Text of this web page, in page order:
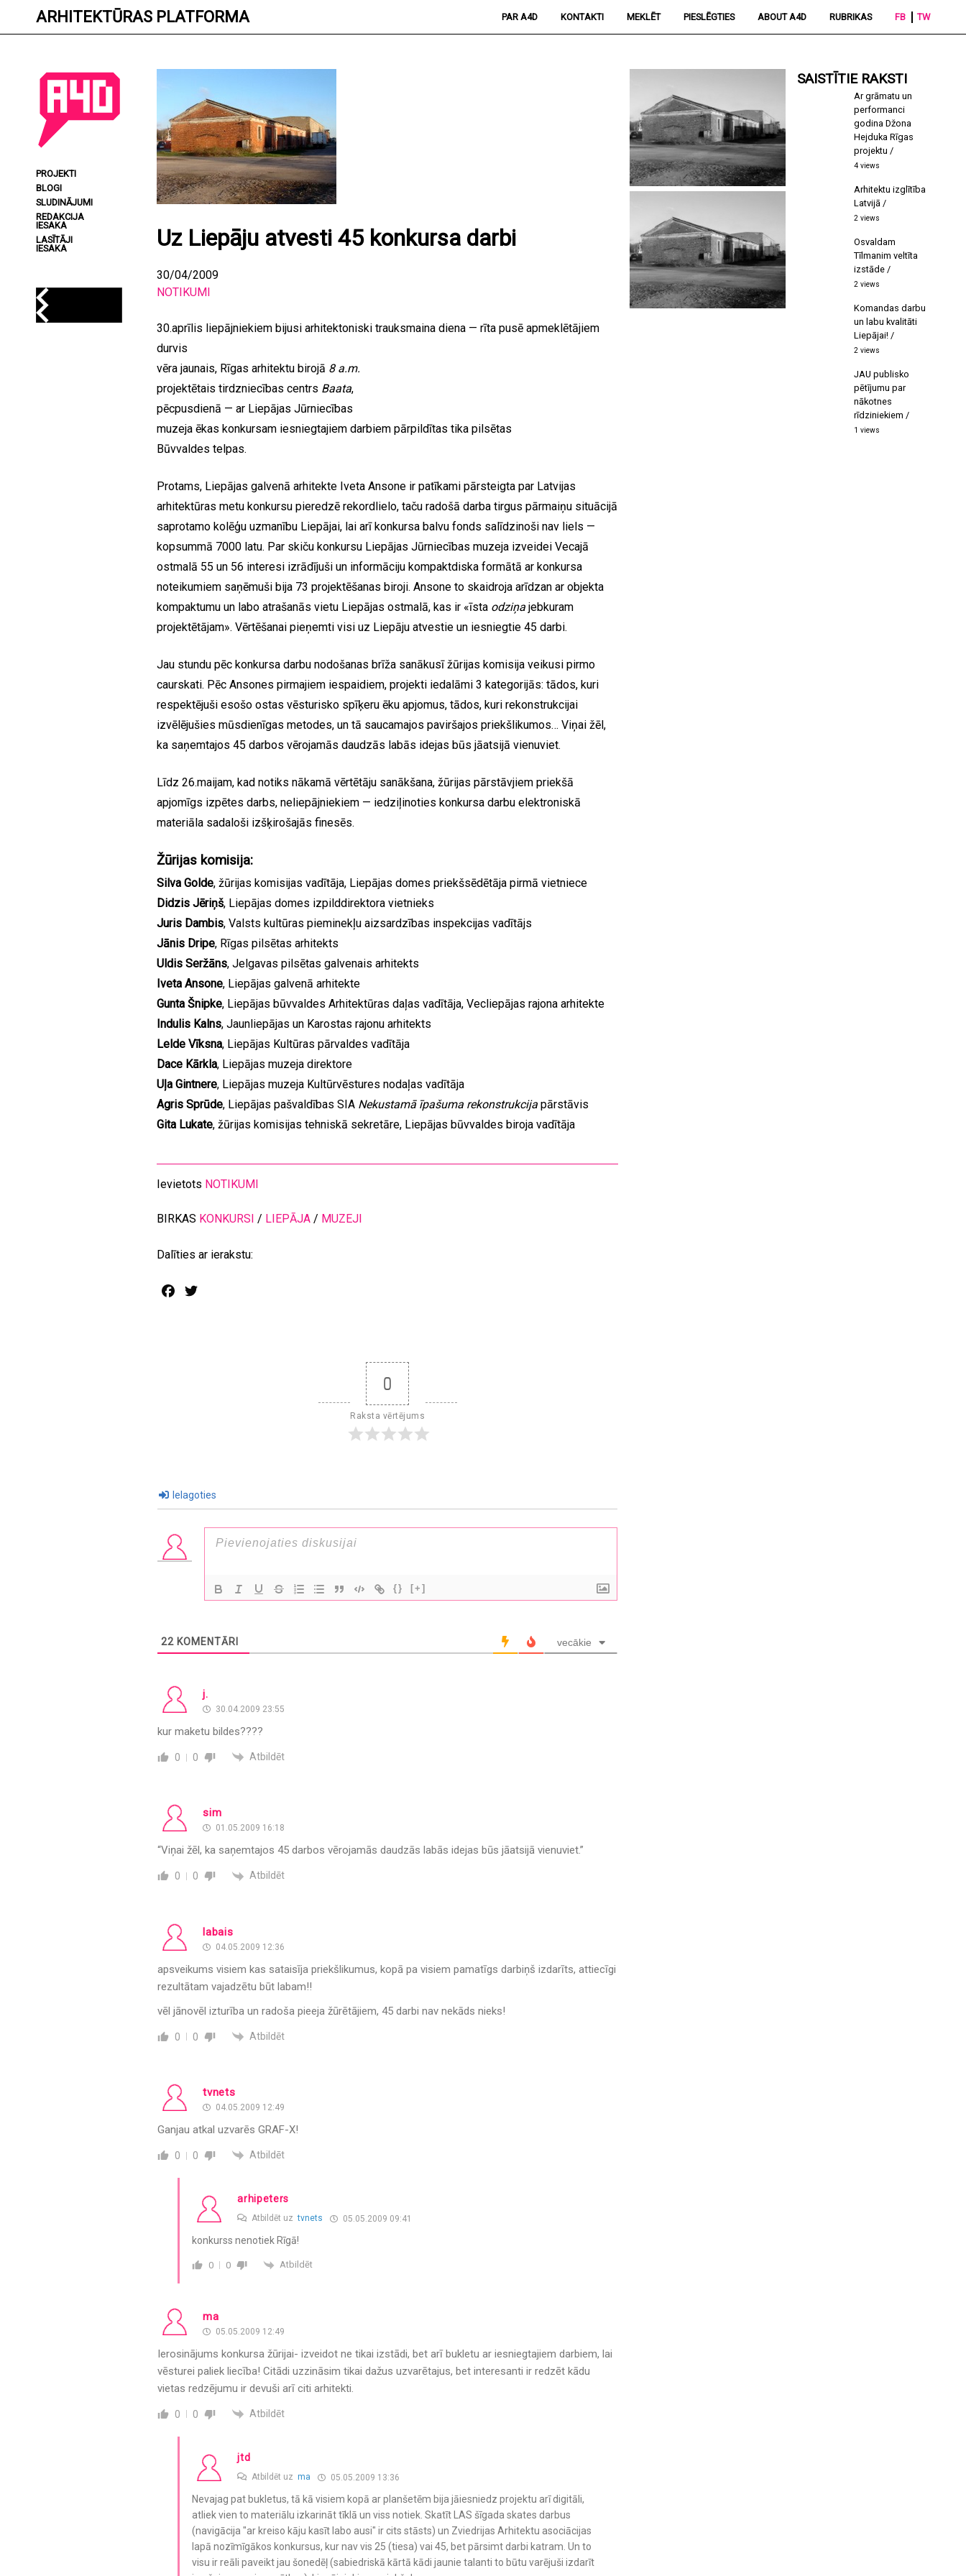
ARHITEKTŪRAS PLATFORMA PAR A4D KONTAKTI MEKLĒT PIESLĒGTIES ABOUT A4D RUBRIKAS FB TW
Uz Liepāju atvesti 45 konkursa darbi
30/04/2009
NOTIKUMI
30.aprīlis liepājniekiem bijusi arhitektoniski trauksmaina diena — rīta pusē apmeklētājiem
durvis
vēra jaunais, Rīgas arhitektu birojā 8 a.m.
projektētais tirdzniecības centrs Baata,
pēcpusdienā — ar Liepājas Jūrniecības
muzeja ēkas konkursam iesniegtajiem darbiem pārpildītas tika pilsētas
Būvvaldes telpas.
Protams, Liepājas galvenā arhitekte Iveta Ansone ir patīkami pārsteigta par Latvijas
arhitektūras metu konkursu pieredzē rekordlielo, taču radošā darba tirgus pārmaiņu situācijā
saprotamo kolēģu uzmanību Liepājai, lai arī konkursa balvu fonds salīdzinoši nav liels —
kopsummā 7000 latu. Par skiču konkursu Liepājas Jūrniecības muzeja izveidei Vecajā
ostmalā 55 un 56 interesi izrādījuši un informāciju kompaktdiska formātā ar konkursa
noteikumiem saņēmuši bija 73 projektēšanas biroji. Ansone to skaidroja arīdzan ar objekta
kompaktumu un labo atrašanās vietu Liepājas ostmalā, kas ir «īsta odziņa jebkuram
projektētājam». Vērtēšanai pieņemti visi uz Liepāju atvestie un iesniegtie 45 darbi.
Jau stundu pēc konkursa darbu nodošanas brīža sanākusī žūrijas komisija veikusi pirmo
caurskati. Pēc Ansones pirmajiem iespaidiem, projekti iedalāmi 3 kategorijās: tādos, kuri
respektējuši esošo ostas vēsturisko spīķeru ēku apjomus, tādos, kuri rekonstrukcijai
izvēlējušies mūsdienīgas metodes, un tā saucamajos paviršajos priekšlikumos… Viņai žēl,
ka saņemtajos 45 darbos vērojamās daudzās labās idejas būs jāatsijā vienuviet.
Līdz 26.maijam, kad notiks nākamā vērtētāju sanākšana, žūrijas pārstāvjiem priekšā
apjomīgs izpētes darbs, neliepājniekiem — iedziļinoties konkursa darbu elektroniskā
materiāla sadaloši izšķirošajās finesēs.
Žūrijas komisija:
Silva Golde, žūrijas komisijas vadītāja, Liepājas domes priekšsēdētāja pirmā vietniece
Didzis Jēriņš, Liepājas domes izpilddirektora vietnieks
Juris Dambis, Valsts kultūras pieminekļu aizsardzības inspekcijas vadītājs
Jānis Dripe, Rīgas pilsētas arhitekts
Uldis Seržāns, Jelgavas pilsētas galvenais arhitekts
Iveta Ansone, Liepājas galvenā arhitekte
Gunta Šnipke, Liepājas būvvaldes Arhitektūras daļas vadītāja, Vecliepājas rajona arhitekte
Indulis Kalns, Jaunliepājas un Karostas rajonu arhitekts
Lelde Vīksna, Liepājas Kultūras pārvaldes vadītāja
Dace Kārkla, Liepājas muzeja direktore
Uļa Gintnere, Liepājas muzeja Kultūrvēstures nodaļas vadītāja
Agris Sprūde, Liepājas pašvaldības SIA Nekustamā īpašuma rekonstrukcijapārstāvis
Gita Lukate, žūrijas komisijas tehniskā sekretāre, Liepājas būvvaldes biroja vadītāja
Ievietots NOTIKUMI
BIRKAS KONKURSI / LIEPĀJA / MUZEJI
Dalīties ar ierakstu:
Facebook
0
Raksta vērtējums
Ielagoties
{} [+]
22 KOMENTĀRI vecākie
j.
30.04.2009 23:55
kur maketu bildes????
0 0 Atbildēt
sim
01.05.2009 16:18
“Viņai žēl, ka saņemtajos 45 darbos vērojamās daudzās labās idejas būs jāatsijā vienuviet.”
0 0 Atbildēt
labais
04.05.2009 12:36
apsveikums visiem kas sataisīja priekšlikumus, kopā pa visiem pamatīgs darbiņš izdarīts, attiecīgi
rezultātam vajadzētu būt labam!!
vēl jānovēl izturība un radoša pieeja žūrētājiem, 45 darbi nav nekāds nieks!
0 0 Atbildēt
tvnets
04.05.2009 12:49
Ganjau atkal uzvarēs GRAF-X!
0 0 Atbildēt
arhipeters
Atbildēt uztvnets 05.05.2009 09:41
konkurss nenotiek Rīgā!
0 0 Atbildēt
ma
05.05.2009 12:49
Ierosinājums konkursa žūrijai- izveidot ne tikai izstādi, bet arī bukletu ar iesniegtajiem darbiem, lai
vēsturei paliek liecība! Citādi uzzināsim tikai dažus uzvarētajus, bet interesanti ir redzēt kādu
vietas redzējumu ir devuši arī citi arhitekti.
0 0 Atbildēt
jtd
Atbildēt uzma 05.05.2009 13:36
Nevajag pat bukletus, tā kā visiem kopā ar planšetēm bija jāiesniedz projektu arī digitāli,
atliek vien to materiālu izkarināt tīklā un viss notiek. Skatīt LAS šīgada skates darbus
(navigācija "ar kreiso kāju kasīt labo ausi" ir cits stāsts) un Zviedrijas Arhitektu asociācijas
lapā nozīmīgākos konkursus, kur nav vis 25 (tiesa) vai 45, bet pārsimt darbi katram. Un to
visu ir reāli paveikt jau šonedēļ (sabiedriskā kārtā kādi jaunie talanti to būtu varējuši izdarīt
PROJEKTI
BLOGI
SLUDINĀJUMI
REDAKCIJA
IESAKA
LASĪTĀJI
IESAKA
SAISTĪTIE RAKSTI
Ar grāmatu un
performanci
godina Džona
Hejduka Rīgas
projektu
4 views
Arhitektu izglītība
Latvijā
2 views
Osvaldam
Tīlmanim veltīta
izstāde
2 views
Komandas darbu
un labu kvalitāti
Liepājai!
2 views
JAU publisko
pētījumu par
nākotnes
rīdziniekiem
1 views